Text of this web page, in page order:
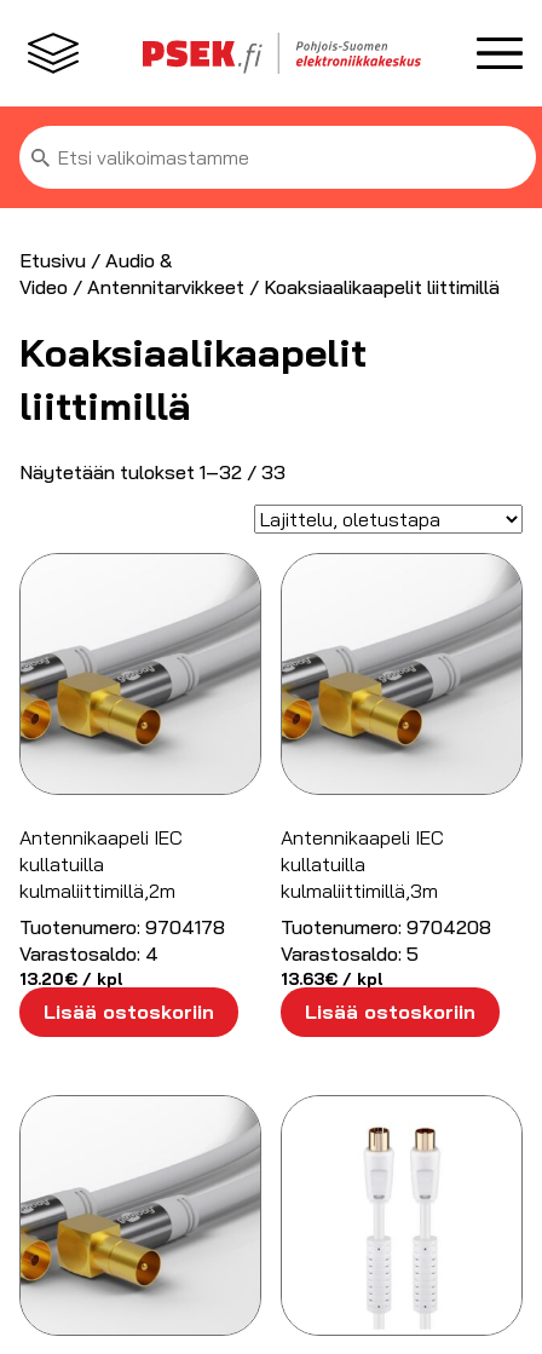
Etsi:
Etusivu / Audio &
Video / Antennitarvikkeet / Koaksiaalikaapelit liittimillä
Koaksiaalikaapelit
liittimillä
Näytetään tulokset 1–32 / 33
Antennikaapeli IEC
kullatuilla
kulmaliittimillä,2m
Tuotenumero: 9704178
Varastosaldo: 4
13.20€ / kpl
Lisää ostoskoriin
Antennikaapeli IEC
kullatuilla
kulmaliittimillä,3m
Tuotenumero: 9704208
Varastosaldo: 5
13.63€ / kpl
Lisää ostoskoriin